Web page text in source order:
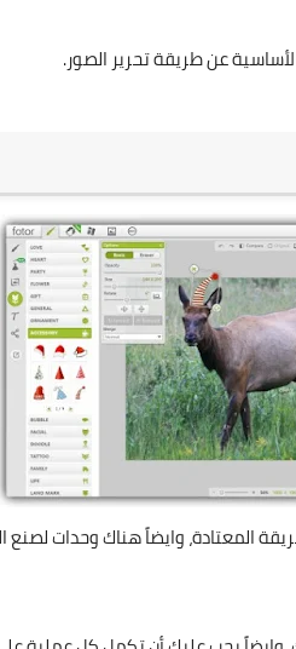
عن طريقة تحرير الصور.
المعتادة، وايضاً هناك وحدات لصنع